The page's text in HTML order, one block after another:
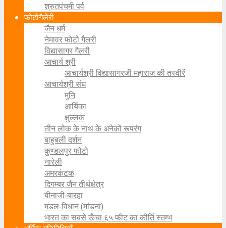
श्रुतपंचमी पर्व
फोटोगैलेरी
जैन धर्म
नेमावर फोटो गैलरी
विद्यासागर गैलरी
आचार्य श्री
आचार्यश्री विद्यासागरजी महाराज की तस्वीरें
आचार्यश्री संघ
मुनि
आर्यिका
क्षुल्लक
तीन लोक के नाथ के अनेकों रूपरंग
बाहुबली दर्शन
कुण्डलपुर फोटो
नारेली
अमरकंटक
दिगम्बर जैन तीर्थक्षेत्र
बीनाजी-बारहा
मंडल-विधान (मांडना)
भारत का सबसे ऊँचा ६५ फीट का कीर्ति स्तम्भ